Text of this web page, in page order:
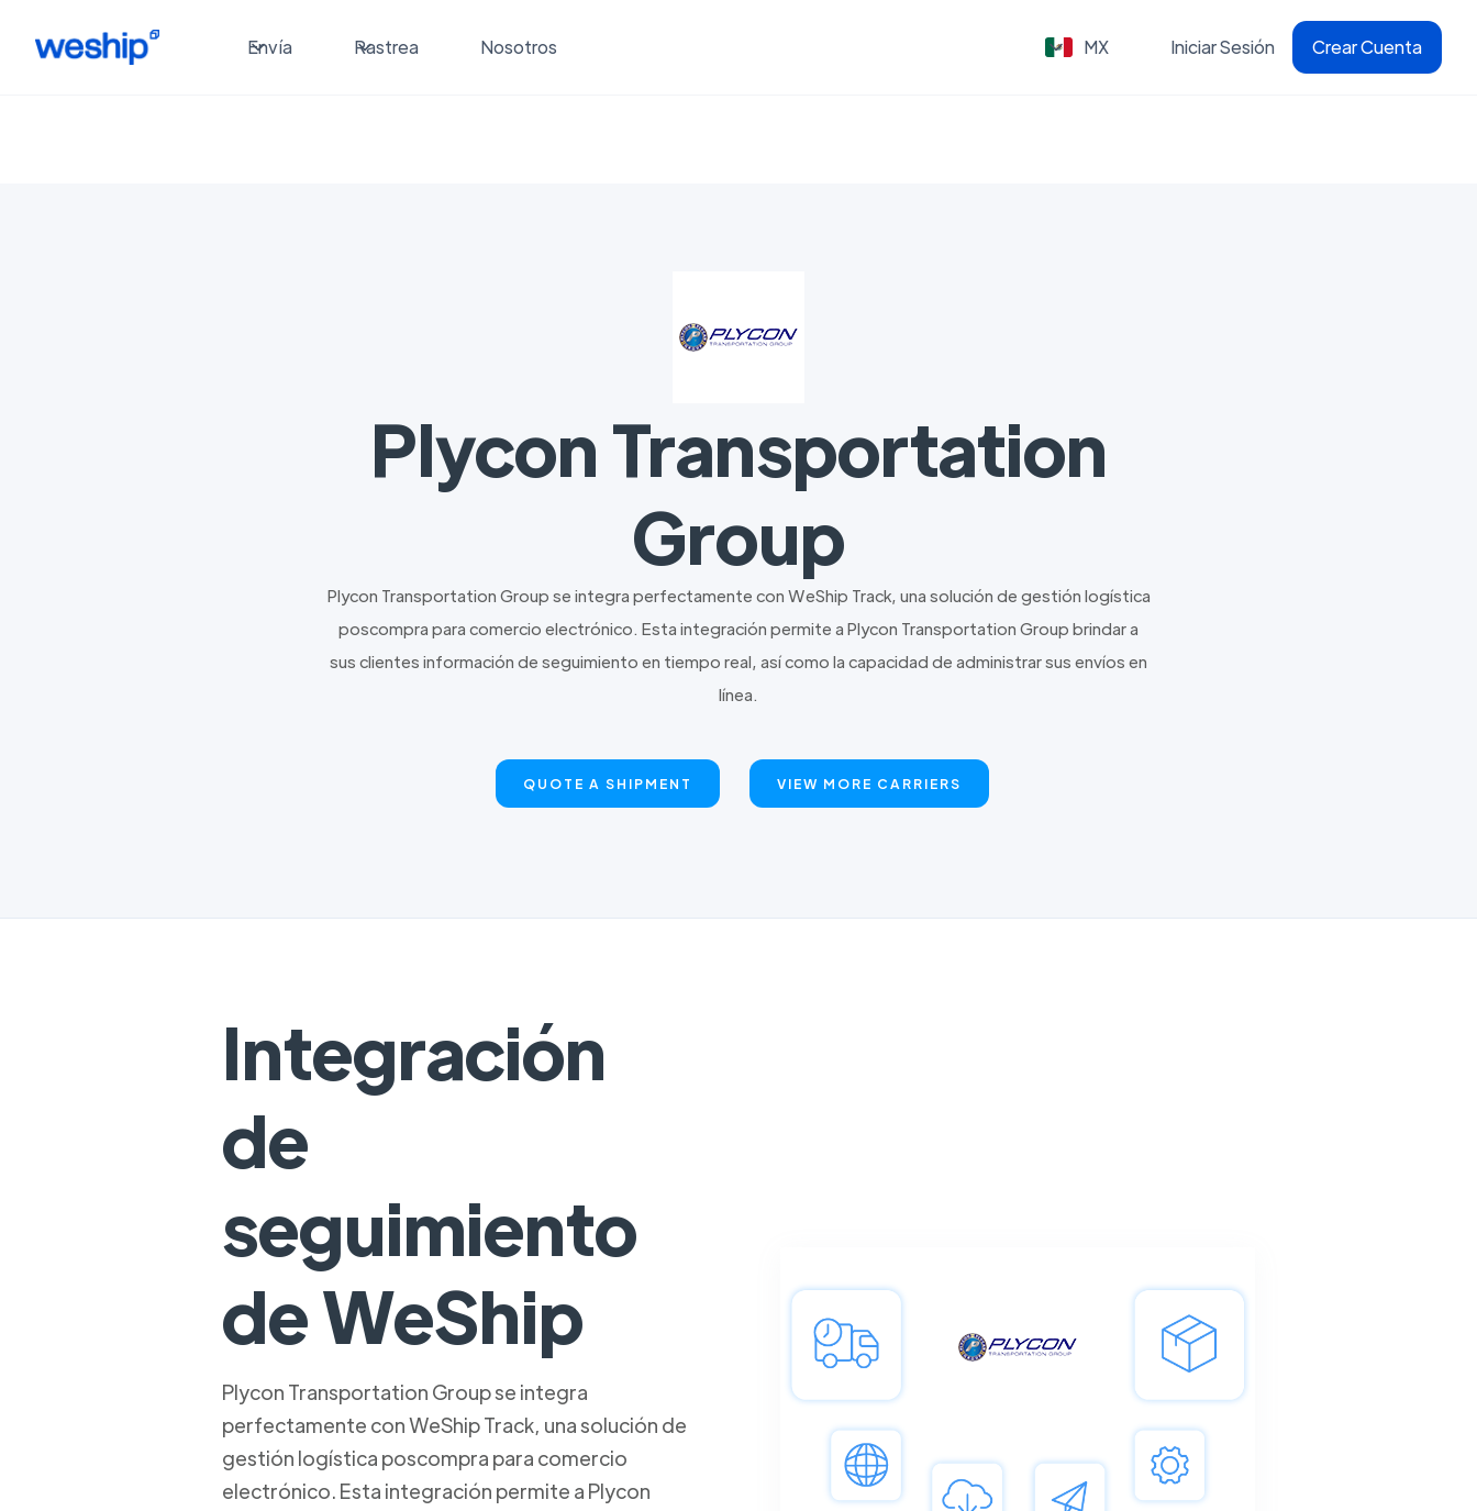
Envía Rastrea Nosotros MX Iniciar Sesión Crear Cuenta
Plycon Transportation
Group
Plycon Transportation Group se integra perfectamente con WeShip Track, una solución de gestión logística
poscompra para comercio electrónico. Esta integración permite a Plycon Transportation Group brindar a
sus clientes información de seguimiento en tiempo real, así como la capacidad de administrar sus envíos en
línea.
QUOTE A SHIPMENT VIEW MORE CARRIERS
Integración
de
seguimiento
de WeShip
Plycon Transportation Group se integra
perfectamente con WeShip Track, una solución de
gestión logística poscompra para comercio
electrónico. Esta integración permite a Plycon